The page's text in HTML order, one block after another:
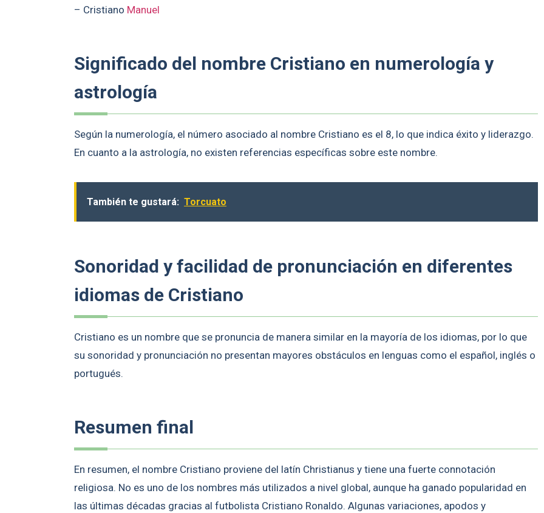
– Cristiano Manuel
Significado del nombre Cristiano en numerología y
astrología
Según la numerología, el número asociado al nombre Cristiano es el 8, lo que indica éxito y liderazgo.
En cuanto a la astrología, no existen referencias específicas sobre este nombre.
También te gustará: Torcuato
Sonoridad y facilidad de pronunciación en diferentes
idiomas de Cristiano
Cristiano es un nombre que se pronuncia de manera similar en la mayoría de los idiomas, por lo que
su sonoridad y pronunciación no presentan mayores obstáculos en lenguas como el español, inglés o
portugués.
Resumen final
En resumen, el nombre Cristiano proviene del latín Christianus y tiene una fuerte connotación
religiosa. No es uno de los nombres más utilizados a nivel global, aunque ha ganado popularidad en
las últimas décadas gracias al futbolista Cristiano Ronaldo. Algunas variaciones, apodos y